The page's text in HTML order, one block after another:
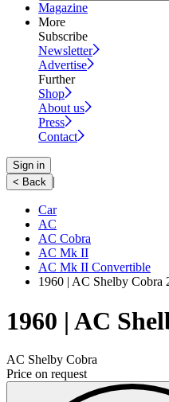
Magazine
More
Subscribe
Newsletter
Advertise
Further
Shop
About us
Press
Contact
Sign in
< Back |
Car
AC
AC Cobra
AC Mk II
AC Mk II Convertible
1960 | AC Shelby Cobra
1960 | AC
AC Shelby Cobra
Price on request